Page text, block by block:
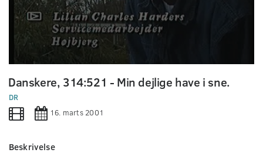
seconds
of
0
seconds
Danskere, 314:521 - Min dejlige have i sne.
DR
16. marts 2001
Beskrivelse